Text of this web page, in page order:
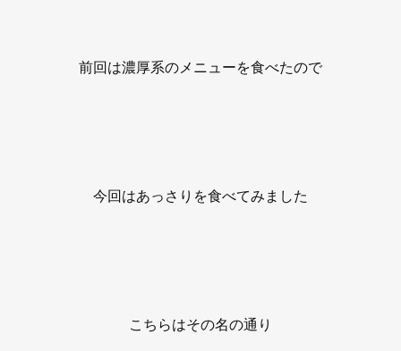
前回は濃厚系のメニューを食べたので
今回はあっさりを食べてみました
こちらはその名の通り